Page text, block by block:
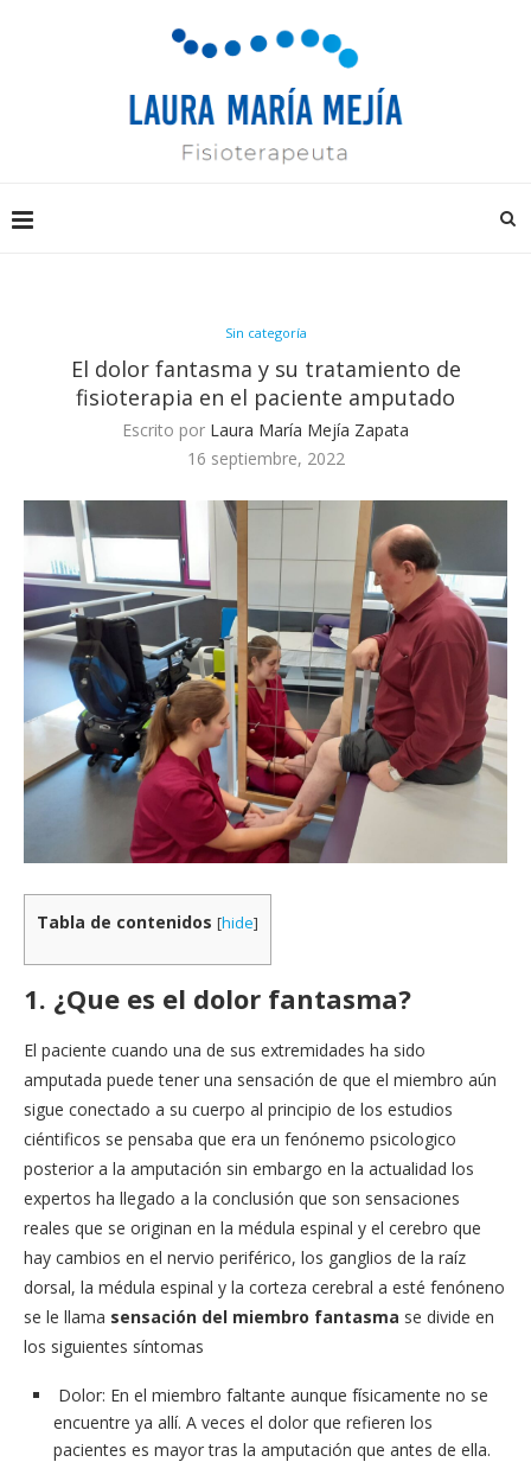
Sin categoría
El dolor fantasma y su tratamiento de
fisioterapia en el paciente amputado
Escrito por Laura María Mejía Zapata
16 septiembre, 2022
Tabla de contenidos [hide]
1. ¿Que es el dolor fantasma?
El paciente cuando una de sus extremidades ha sido
amputada puede tener una sensación de que el miembro aún
sigue conectado a su cuerpo al principio de los estudios
ciéntificos se pensaba que era un fenónemo psicologico
posterior a la amputación sin embargo en la actualidad los
expertos ha llegado a la conclusión que son sensaciones
reales que se originan en la médula espinal y el cerebro que
hay cambios en el nervio periférico, los ganglios de la raíz
dorsal, la médula espinal y la corteza cerebral a esté fenóneno
se le llama sensación del miembro fantasma se divide en
los siguientes síntomas
Dolor: En el miembro faltante aunque físicamente no se
encuentre ya allí. A veces el dolor que refieren los
pacientes es mayor tras la amputación que antes de ella.